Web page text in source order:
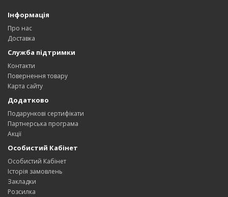
Інформація
Про нас
Доставка
Служба підтримки
Контакти
Повернення товару
Карта сайту
Додатково
Подарункові сертифікати
Партнерська програма
Акції
Особистий Кабінет
Особистий Кабінет
Історія замовлень
Закладки
Розсилка